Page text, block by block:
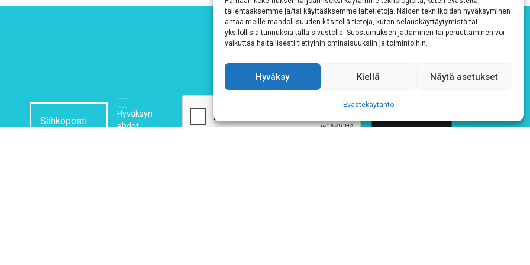
tallentaaksemme ja/tai käyttääksemme laitetietoja. Näiden tekniikoiden hyväksyminen
antaa meille mahdollisuuden käsitellä tietoja, kuten selauskäyttäytymistä tai
yksilöllisiä tunnuksia tällä sivustolla. Suostumuksen jättäminen tai peruuttaminen voi
vaikuttaa haitallisesti tiettyihin ominaisuuksiin ja toimintoihin.
Hyväksy Kiellä Näytä asetukset
Evästekäytäntö
Hyväksyn
ehdot